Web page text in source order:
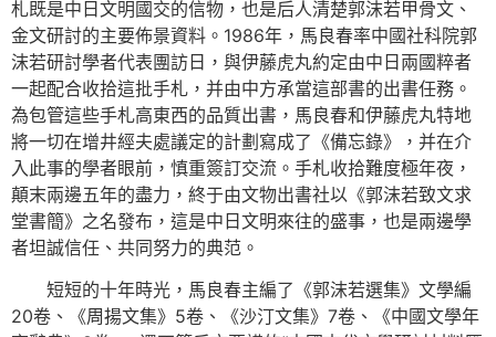
札既是中日文明國交的信物，也是后人清楚郭沫若甲骨文、
金文研討的主要佈景資料。1986年，馬良春率中國社科院郭
沫若研討學者代表團訪日，與伊藤虎丸約定由中日兩國粹者
一起配合收拾這批手札，并由中方承當這部書的出書任務。
為包管這些手札高東西的品質出書，馬良春和伊藤虎丸特地
將一切在增井經夫處議定的計劃寫成了《備忘錄》，并在介
入此事的學者眼前，慎重簽訂交流。手札收拾難度極年夜，
顛末兩邊五年的盡力，終于由文物出書社以《郭沫若致文求
堂書簡》之名發布，這是中日文明來往的盛事，也是兩邊學
者坦誠信任、共同努力的典范。
短短的十年時光，馬良春主編了《郭沫若選集》文學編
20卷、《周揚文集》5卷、《沙汀文集》7卷、《中國文學年